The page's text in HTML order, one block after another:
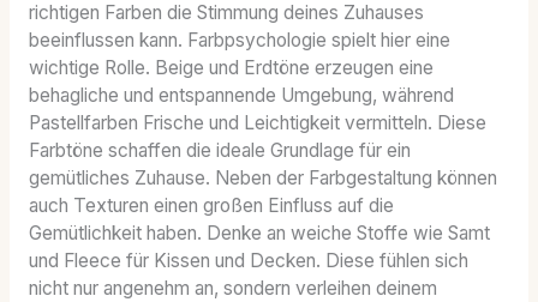
richtigen Farben die Stimmung deines Zuhauses
beeinflussen kann. Farbpsychologie spielt hier eine
wichtige Rolle. Beige und Erdtöne erzeugen eine
behagliche und entspannende Umgebung, während
Pastellfarben Frische und Leichtigkeit vermitteln. Diese
Farbtöne schaffen die ideale Grundlage für ein
gemütliches Zuhause. Neben der Farbgestaltung können
auch Texturen einen großen Einfluss auf die
Gemütlichkeit haben. Denke an weiche Stoffe wie Samt
und Fleece für Kissen und Decken. Diese fühlen sich
nicht nur angenehm an, sondern verleihen deinem